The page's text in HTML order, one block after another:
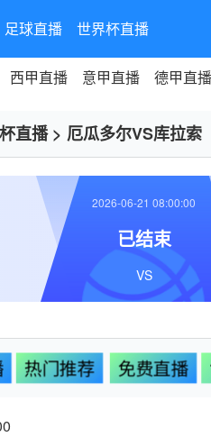
足球直播 世界杯直播
西甲直播 意甲直播 德甲直播
直播> 厄瓜多尔VS库拉索
2026-06-21 08:00:00
已结束
VS
热门推荐 免费直播